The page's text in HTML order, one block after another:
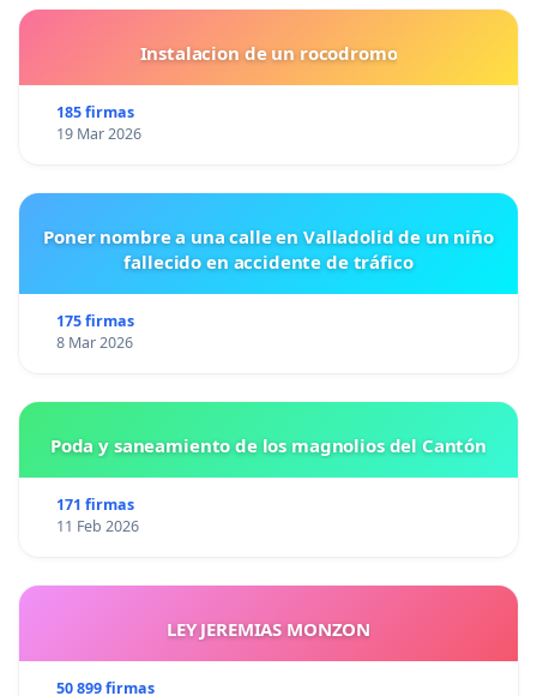
Instalacion de un rocodromo
185 firmas
19 Mar 2026
Poner nombre a una calle en Valladolid de un niño
fallecido en accidente de tráfico
175 firmas
8 Mar 2026
Poda y saneamiento de los magnolios del Cantón
171 firmas
11 Feb 2026
LEY JEREMIAS MONZON
50 899 firmas